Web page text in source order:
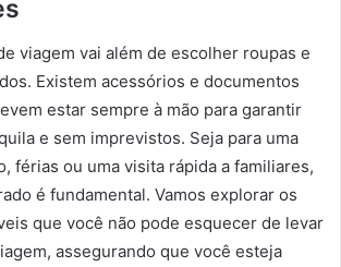
viagem vai além de escolher roupas e
Existem acessórios e documentos
estar sempre à mão para garantir
e sem imprevistos. Seja para uma
férias ou uma visita rápida a familiares,
é fundamental. Vamos explorar os
que você não pode esquecer de levar
assegurando que você esteja